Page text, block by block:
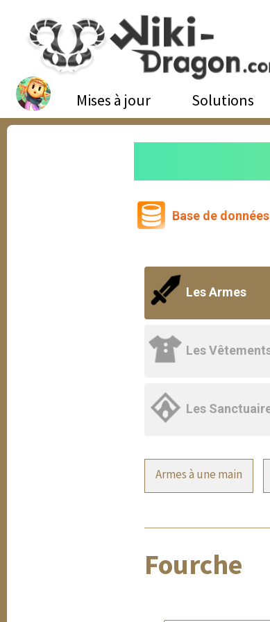
Mises à jour Solutions
Base de
Les Armes
Les
Les
Armes à une main
Fourche